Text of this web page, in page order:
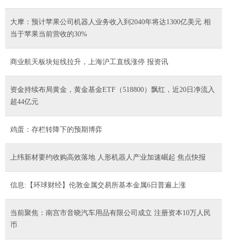
大摩：预计苹果公司机器人业务收入到2040年将达1300亿美元 相
当于苹果当前营收的30%
商业航天板块短线拉升，上海沪工直线涨停 报资讯
资金持续布局黄金，黄金基金ETF（518800）飘红，近20日净流入
超44亿元
鸡蛋：存栏转降下的预期博弈
上纬新材要约收购高效落地 人形机器人产业加速崛起 焦点快报
信息:【环球财经】伦敦金属交易所基本金属6日普遍上涨
当前聚焦：南宫市音晓汽车用品有限公司成立 注册资本10万人民
币